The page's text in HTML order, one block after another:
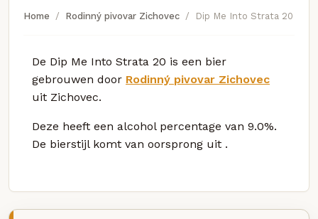
Home Rodinný pivovar Zichovec Dip Me Into Strata 20
De Dip Me Into Strata 20 is een bier
gebrouwen door Rodinný pivovar Zichovec
uit Zichovec.
Deze heeft een alcohol percentage van 9.0%.
De bierstijl komt van oorsprong uit .